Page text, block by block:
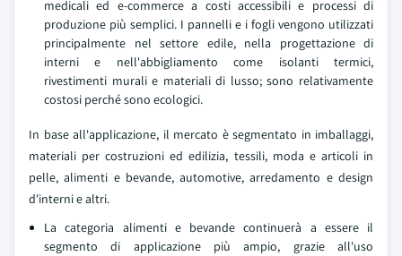
medicali ed e-commerce a costi accessibili e processi di
produzione più semplici. I pannelli e i fogli vengono utilizzati
principalmente nel settore edile, nella progettazione di
interni e nell'abbigliamento come isolanti termici,
rivestimenti murali e materiali di lusso; sono relativamente
costosi perché sono ecologici.
In base all'applicazione, il mercato è segmentato in imballaggi,
materiali per costruzioni ed edilizia, tessili, moda e articoli in
pelle, alimenti e bevande, automotive, arredamento e design
d'interni e altri.
La categoria alimenti e bevande continuerà a essere il
segmento di applicazione più ampio, grazie all'uso